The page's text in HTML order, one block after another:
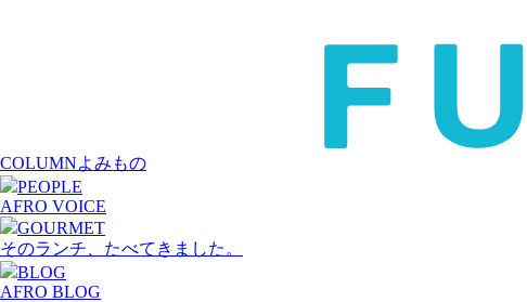
COLUMNよみもの
PEOPLE
AFRO VOICE
GOURMET
そのランチ、たべてきました。
BLOG
AFRO BLOG